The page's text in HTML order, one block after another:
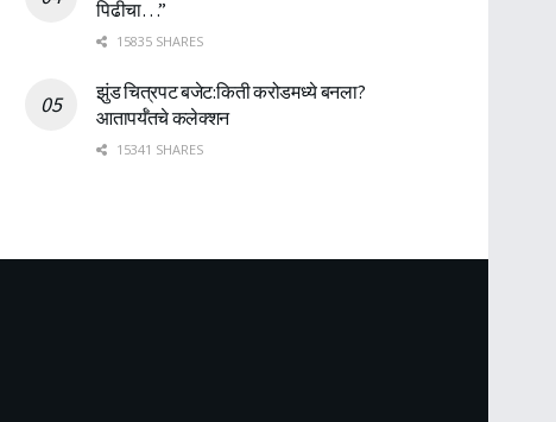
पिढीचा…”
15835 SHARES
झुंड चित्रपट बजेट:किती करोडमध्ये बनला?
आतापर्यँतचे कलेक्शन
15341 SHARES